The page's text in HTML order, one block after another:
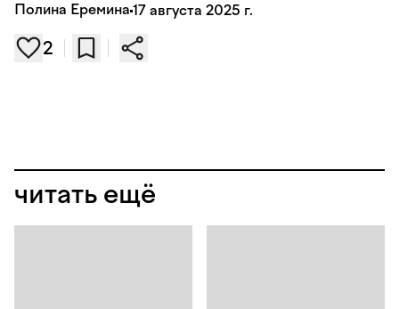
Полина Еремина 17 августа 2025 г.
2
читать ещё